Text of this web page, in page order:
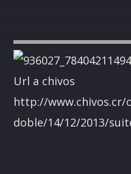
Url a chivos
http://
doble/14/12/2013/